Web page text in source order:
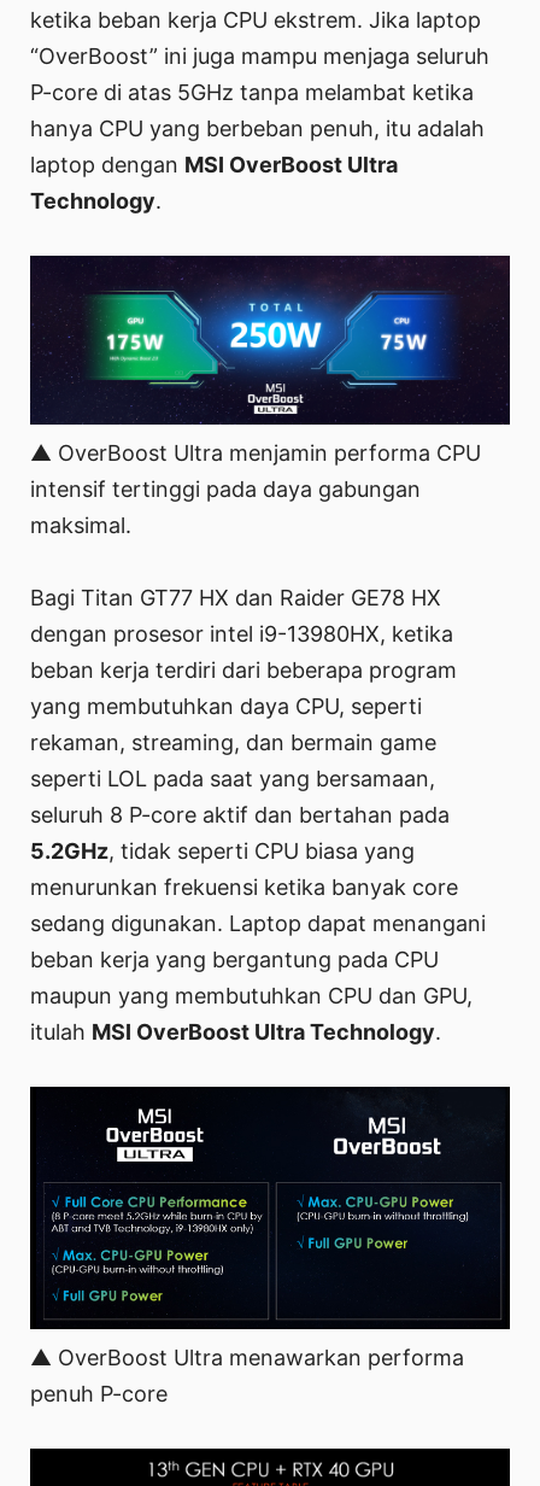
ketika beban kerja CPU ekstrem. Jika laptop
“OverBoost” ini juga mampu menjaga seluruh
P-core di atas 5GHz tanpa melambat ketika
hanya CPU yang berbeban penuh, itu adalah
laptop dengan MSI OverBoost Ultra
Technology.
▲ OverBoost Ultra menjamin performa CPU
intensif tertinggi pada daya gabungan
maksimal.
Bagi Titan GT77 HX dan Raider GE78 HX
dengan prosesor intel i9-13980HX, ketika
beban kerja terdiri dari beberapa program
yang membutuhkan daya CPU, seperti
rekaman, streaming, dan bermain game
seperti LOL pada saat yang bersamaan,
seluruh 8 P-core aktif dan bertahan pada
5.2GHz, tidak seperti CPU biasa yang
menurunkan frekuensi ketika banyak core
sedang digunakan. Laptop dapat menangani
beban kerja yang bergantung pada CPU
maupun yang membutuhkan CPU dan GPU,
itulah MSI OverBoost Ultra Technology.
▲ OverBoost Ultra menawarkan performa
penuh P-core